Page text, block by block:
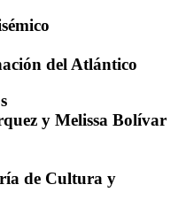
del Atlántico
y Melissa Bolívar
de Cultura y